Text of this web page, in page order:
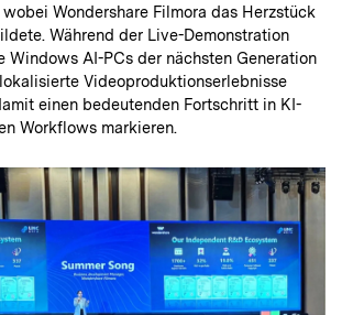
Wondershare Filmora das Herzstück
Während der Live-Demonstration
Windows AI-PCs der nächsten Generation
Videoproduktionserlebnisse
einen bedeutenden Fortschritt in KI-
Workflows markieren.